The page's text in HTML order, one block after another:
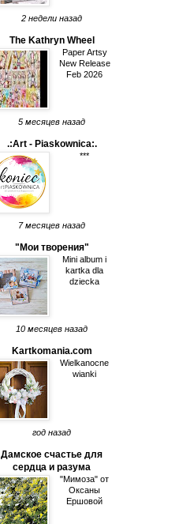
2 недели назад
The Kathryn Wheel
Paper Artsy
New Release
Feb 2026
5 месяцев назад
.:Art - Piaskownica:.
***
7 месяцев назад
"Мои творения"
Mini album i
kartka dla
dziecka
10 месяцев назад
Kartkomania.com
Wielkanocne
wianki
год назад
Дамское счастье для
сердца и разума
"Мимоза" от
Оксаны
Ершовой